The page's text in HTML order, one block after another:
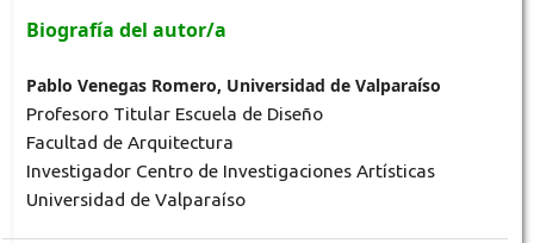
Biografía del autor/a
Pablo Venegas Romero, Universidad de Valparaíso
Profesoro Titular Escuela de Diseño
Facultad de Arquitectura
Investigador Centro de Investigaciones Artísticas
Universidad de Valparaíso